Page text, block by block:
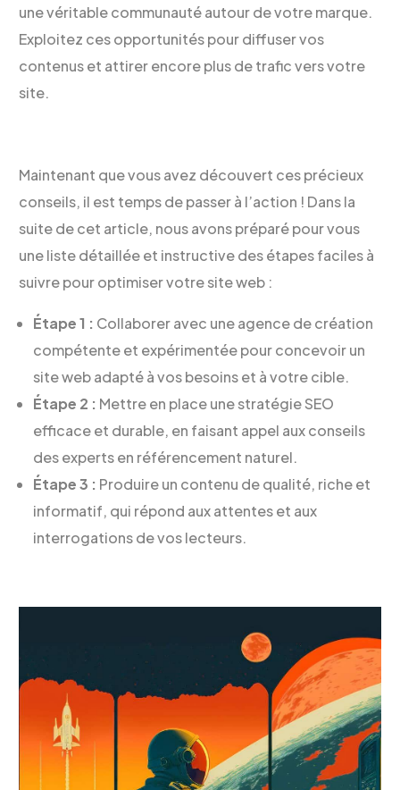
une véritable communauté autour de votre marque.
Exploitez ces opportunités pour diffuser vos
contenus et attirer encore plus de trafic vers votre
site.
Maintenant que vous avez découvert ces précieux
conseils, il est temps de passer à l’action ! Dans la
suite de cet article, nous avons préparé pour vous
une liste détaillée et instructive des étapes faciles à
suivre pour optimiser votre site web :
Étape 1 : Collaborer avec une agence de création
compétente et expérimentée pour concevoir un
site web adapté à vos besoins et à votre cible.
Étape 2 : Mettre en place une stratégie SEO
efficace et durable, en faisant appel aux conseils
des experts en référencement naturel.
Étape 3 : Produire un contenu de qualité, riche et
informatif, qui répond aux attentes et aux
interrogations de vos lecteurs.